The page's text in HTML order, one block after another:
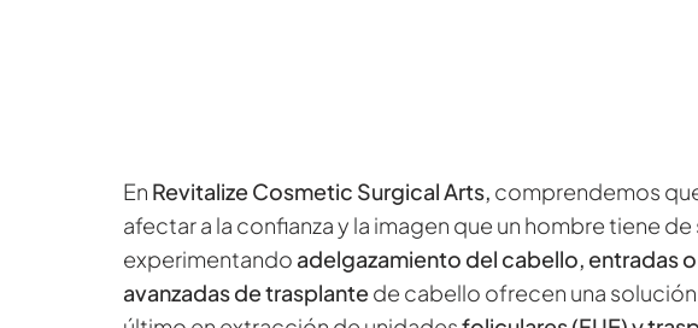
En Revitalize Cosmetic Surgical Arts, comprendemos
afectar a la confianza y la imagen que un hombre tiene
experimentando adelgazamiento del cabello, entradas
avanzadas de trasplantede cabello ofrecen una